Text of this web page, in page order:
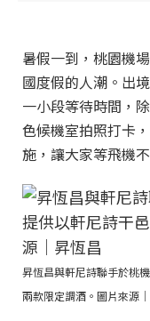
暑假一到，桃園機
國度假的人潮。出
一小段等待時間，
色候機室拍照打卡
施，讓大家等飛機不
昇恆昌與軒尼詩聯手於桃
兩款限定調酒。圖片來源